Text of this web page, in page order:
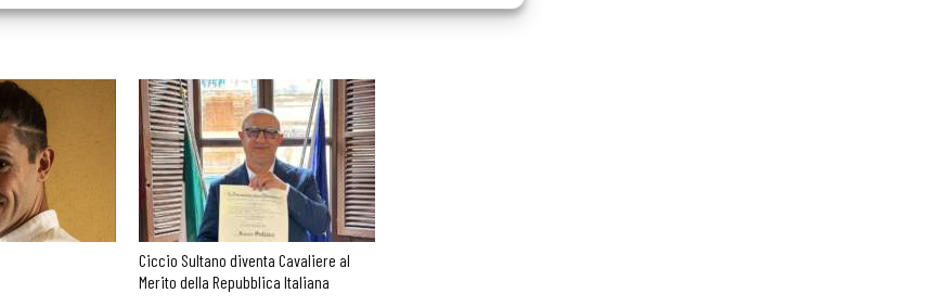
Ciccio Sultano diventa Cavaliere al
Merito della Repubblica Italiana